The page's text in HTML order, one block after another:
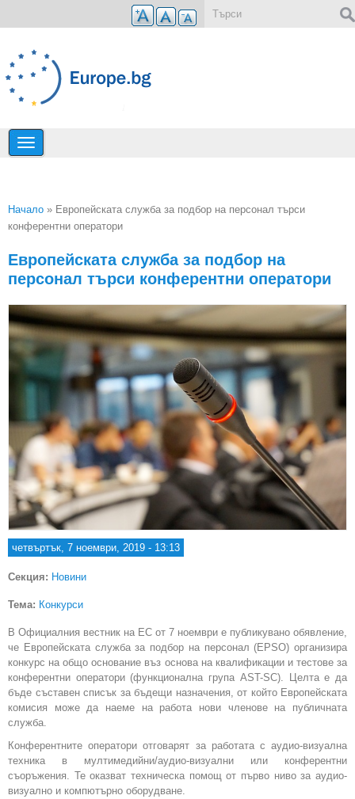
Премини към основното съдържание
Вие сте тук
Начало » Европейската служба за подбор на персонал търси
конферентни оператори
Европейската служба за подбор на
персонал търси конферентни оператори
четвъртък, 7 ноември, 2019 - 13:13
Секция: Новини
Тема: Конкурси
В Официалния вестник на ЕС от 7 ноември е публикуванo обявление,
че Европейската служба за подбор на персонал (EPSO) организира
конкурс на общо основание въз основа на квалификации и тестове за
конферентни оператори (функционална група AST-SC). Целта е да
бъде съставен списък за бъдещи назначения, от който Европейската
комисия може да наеме на работа нови членове на публичната
служба.
Конферентните оператори отговарят за работата с аудио-визуална
техника в мултимедийни/аудио-визуални или конферентни
съоръжения. Те оказват техническа помощ от първо ниво за аудио-
визуално и компютърно оборудване.